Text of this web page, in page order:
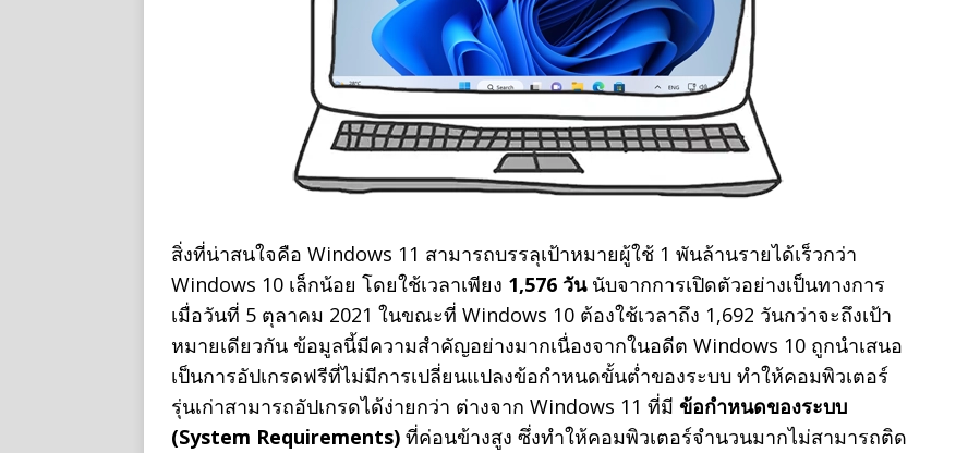
สิ่งที่น่าสนใจคือ Windows 11 สามารถบรรลุเป้าหมายผู้ใช้ 1 พันล้านรายได้เร็วกว่า
Windows 10 เล็กน้อย โดยใช้เวลาเพียง 1,576 วันนับจากการเปิดตัวอย่างเป็นทางการ
เมื่อวันที่ 5 ตุลาคม 2021 ในขณะที่ Windows 10 ต้องใช้เวลาถึง 1,692 วันกว่าจะถึงเป้า
หมายเดียวกัน ข้อมูลนี้มีความสำคัญอย่างมากเนื่องจากในอดีต Windows 10 ถูกนำเสนอ
เป็นการอัปเกรดฟรีที่ไม่มีการเปลี่ยนแปลงข้อกำหนดขั้นต่ำของระบบ ทำให้คอมพิวเตอร์
รุ่นเก่าสามารถอัปเกรดได้ง่ายกว่า ต่างจาก Windows 11 ที่มี ข้อกำหนดของระบบ
(System Requirements) ที่ค่อนข้างสูง ซึ่งทำให้คอมพิวเตอร์จำนวนมากไม่สามารถติด